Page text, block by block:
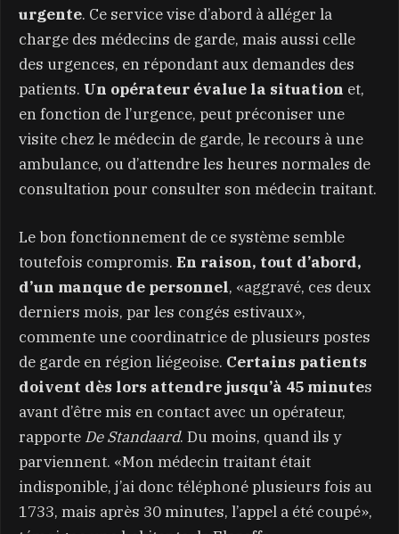
urgente. Ce service vise d’abord à alléger la
charge des médecins de garde, mais aussi celle
des urgences, en répondant aux demandes des
patients. Un opérateur évalue la situation et,
en fonction de l’urgence, peut préconiser une
visite chez le médecin de garde, le recours à une
ambulance, ou d’attendre les heures normales de
consultation pour consulter son médecin traitant.
Le bon fonctionnement de ce système semble
toutefois compromis. En raison, tout d’abord,
d’un manque de personnel, «aggravé, ces deux
derniers mois, par les congés estivaux»,
commente une coordinatrice de plusieurs postes
de garde en région liégeoise. Certains patients
doivent dès lors attendre jusqu’à 45 minutes
avant d’être mis en contact avec un opérateur,
rapporte De Standaard. Du moins, quand ils y
parviennent. «Mon médecin traitant était
indisponible, j’ai donc téléphoné plusieurs fois au
1733, mais après 30 minutes, l’appel a été coupé»,